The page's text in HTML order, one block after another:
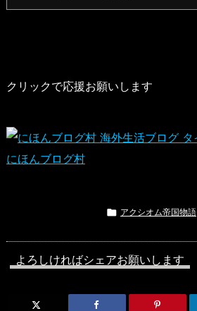
クリックで応援お願いします
にほんブログ村
 アクシオム帝国物語
よろしければシェアお願いします